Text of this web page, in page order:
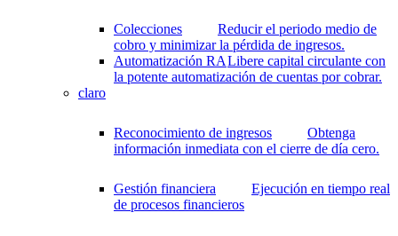
Colecciones
Reducir el periodo medio de
cobro y minimizar la pérdida de ingresos.
Automatización RALibere capital circulante con
la potente automatización de cuentas por cobrar.
claro
Reconocimiento de ingresos
Obtenga
información inmediata con el cierre de día cero.
Gestión financiera
Ejecución en tiempo real
de procesos financieros